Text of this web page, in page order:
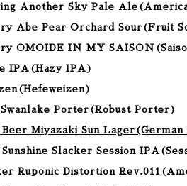
Another Sky Pale Ale
Abe Pear Orchard Sour (Fruit
OMOIDE IN MY SAISON (
IPA (Hazy IPA)
(Hefeweizen)
Porter (Robust Porter)
Miyazaki Sun
Slacker Session
Ruponic Distortion